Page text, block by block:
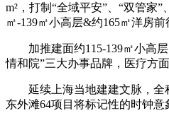
m²，打制“全域平安”、“双管家
㎡-139㎡小高层&约165㎡洋房
加推建面约115-139㎡小高层
情和院”三大办事品牌，医疗方
延续上海当地建建文脉，全程
东外滩64项目将标记性的时钟